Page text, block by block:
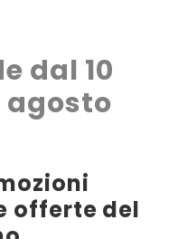
dal 10
agosto
offerte del